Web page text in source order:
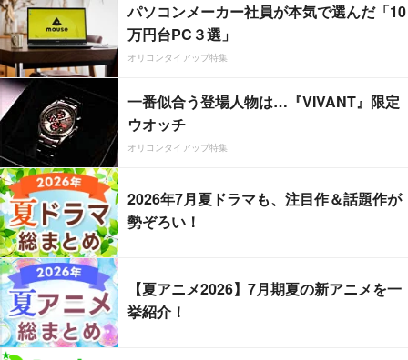
パソコンメーカー社員が本気で選んだ「10
万円台PC３選」
オリコンタイアップ特集
一番似合う登場人物は…『VIVANT』限定
ウオッチ
オリコンタイアップ特集
2026年7月夏ドラマも、注目作＆話題作が
勢ぞろい！
【夏アニメ2026】7月期夏の新アニメを一
挙紹介！